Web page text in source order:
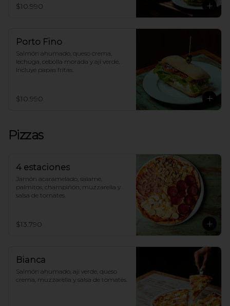
$10.990
Porto Fino
Salmón ahumado, queso crema,
lechuga, cebolla morada y ají verde.
Incluye papas fritas.
$10.990
Pizzas
4 estaciones
Jamón acaramelado, salame,
palmitos, champiñón, muzzarella y
salsa de tomates.
$13.790
Bianca
Salmón ahumado, ají verde, queso
crema, muzzarella y salsa de tomates.